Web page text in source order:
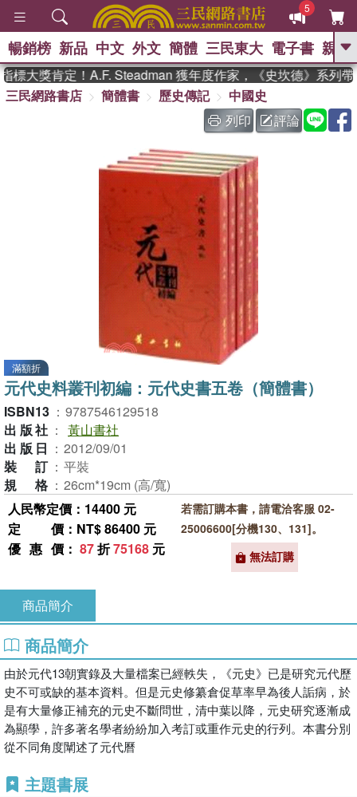
5
GO
熱搜： 東野圭吾 、 The Odyssey
、 如果歷史是一群喵 、 暑期
國際布克獎 臺灣漫遊錄 、 方
念華 、 台灣的李登輝時代
孩：黎曼猜想 、 偉大的迷走神經
暢銷榜 新品 中文 外文 簡體 三民東大 電子書 親子
大獎肯定！A.F. Steadman 獲年度作家，《史坎德》系列帶
三民網路書店
簡體書 歷史傳記
中國史
列印
評論
滿額折
元代史料叢刊初編：元代史書五卷（簡體書）
ISBN13 ： 9787546129518
出版社 ： 黃山書社
出版日 ： 2012/09/01
裝訂 ： 平裝
規格 ： 26cm*19cm (高/寬)
人民幣定價：14400 元
定價 ：NT$ 86400 元
優惠價 ： 87折75168 元
若需訂購本書，請電洽客服 02-
25006600[分機130、131]。
無法訂購
商品簡介
商品簡介
由於元代13朝實錄及大量檔案已經軼失，《元史》已是研究元代歷
史不可或缺的基本資料。但是元史修纂倉促草率早為後人詬病，於
是有大量修正補充的元史不斷問世，清中葉以降，元史研究逐漸成
為顯學，許多著名學者紛紛加入考訂或重作元史的行列。本書分別
從不同角度闡述了元代曆
主題書展